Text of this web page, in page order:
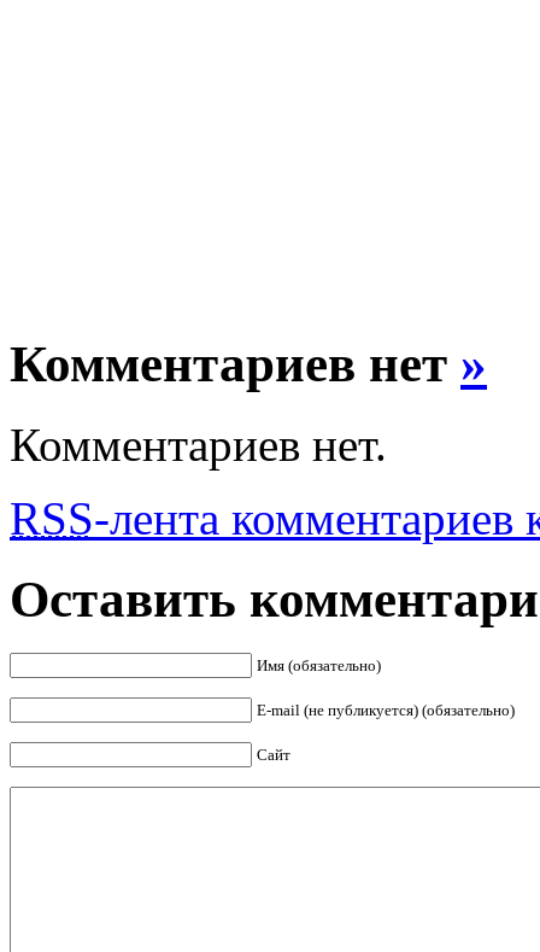
Комментариев нет »
Комментариев нет.
RSS-лента комментариев
Оставить
Имя (обязательно)
E-mail (не публикуется) (обязательно)
Сайт